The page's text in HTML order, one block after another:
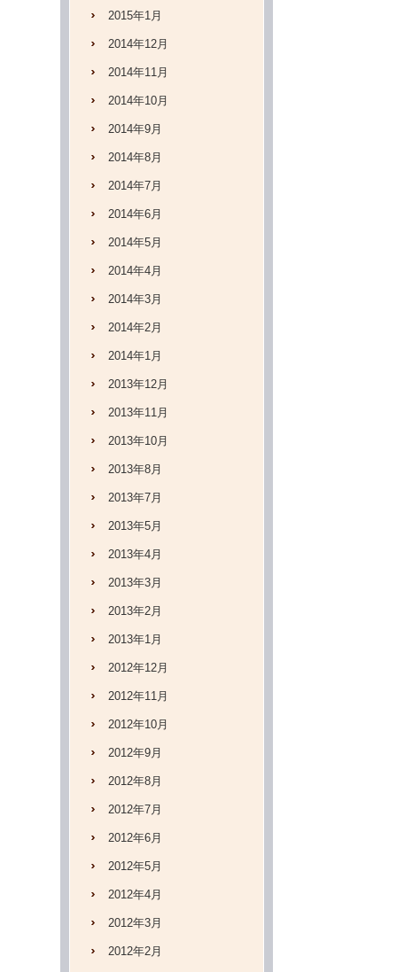
2015年1月
2014年12月
2014年11月
2014年10月
2014年9月
2014年8月
2014年7月
2014年6月
2014年5月
2014年4月
2014年3月
2014年2月
2014年1月
2013年12月
2013年11月
2013年10月
2013年8月
2013年7月
2013年5月
2013年4月
2013年3月
2013年2月
2013年1月
2012年12月
2012年11月
2012年10月
2012年9月
2012年8月
2012年7月
2012年6月
2012年5月
2012年4月
2012年3月
2012年2月